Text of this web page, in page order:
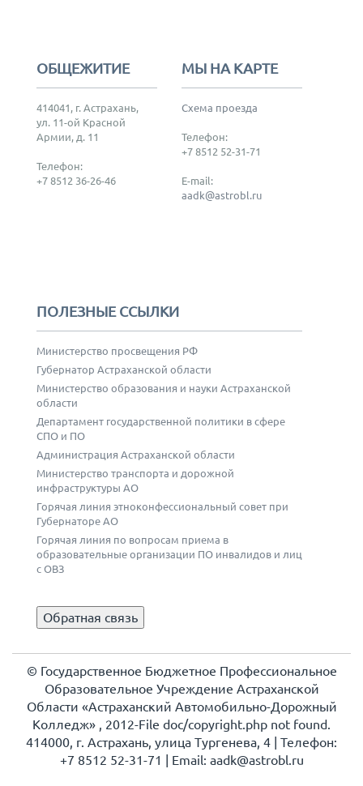
ОБЩЕЖИТИЕ
414041, г. Астрахань,
ул. 11-ой Красной
Армии, д. 11
Телефон:
+7 8512 36-26-46
МЫ НА КАРТЕ
Схема проезда
Телефон:
+7 8512 52-31-71
E-mail:
aadk@astrobl.ru
ПОЛЕЗНЫЕ ССЫЛКИ
Министерство просвещения РФ
Губернатор Астраханской области
Министерство образования и науки Астраханской
области
Департамент государственной политики в сфере
СПО и ПО
Администрация Астраханской области
Министерство транспорта и дорожной
инфраструктуры АО
Горячая линия этноконфессиональный совет при
Губернаторе АО
Горячая линия по вопросам приема в
образовательные организации ПО инвалидов и лиц
с ОВЗ
Обратная связь
© Государственное Бюджетное Профессиональное
Образовательное Учреждение Астраханской
Области «Астраханский Автомобильно-Дорожный
Колледж» , 2012-File doc/copyright.php not found.
414000, г. Астрахань, улица Тургенева, 4 | Телефон:
+7 8512 52-31-71 | Еmail: aadk@astrobl.ru